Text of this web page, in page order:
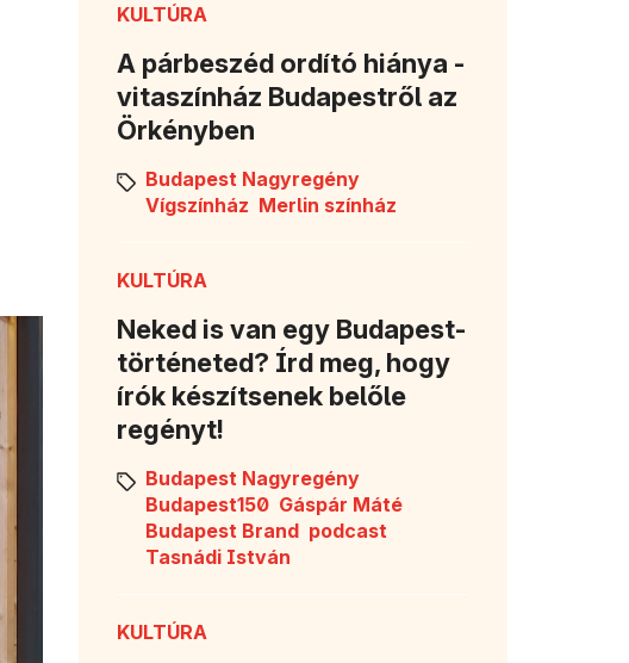
KULTÚRA
A párbeszéd ordító hiánya -
vitaszínház Budapestről az
Örkényben
Budapest Nagyregény
Vígszínház Merlin színház
KULTÚRA
Neked is van egy Budapest-
történeted? Írd meg, hogy
írók készítsenek belőle
regényt!
Budapest Nagyregény
Budapest150 Gáspár Máté
Budapest Brand podcast
Tasnádi István
KULTÚRA